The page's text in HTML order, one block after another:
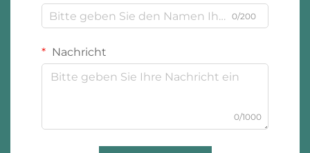
0/200
Nachricht
0/1000